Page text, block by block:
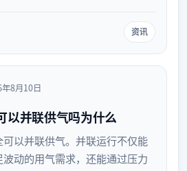
或机械装备，与以半导体和电
有本质区别。两者在自动化系统
工业生产。
资讯
8月10日
以并联供气吗为什么
以并联供气。并联运行不仅能
动的用气需求，还能通过压力